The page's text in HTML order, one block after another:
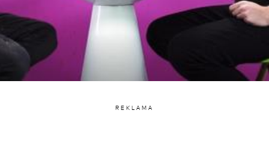
REKLAMA